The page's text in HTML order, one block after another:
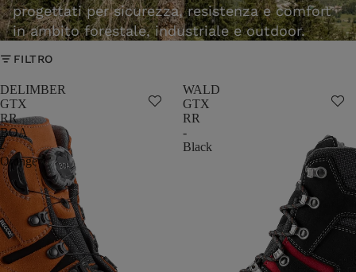
progettati per sicurezza, resistenza e comfort
in ambito forestale, industriale e outdoor.
FILTRO
DELIMBER
GTX
RR
BOA
-
Orange
WALD
GTX
RR
-
Black